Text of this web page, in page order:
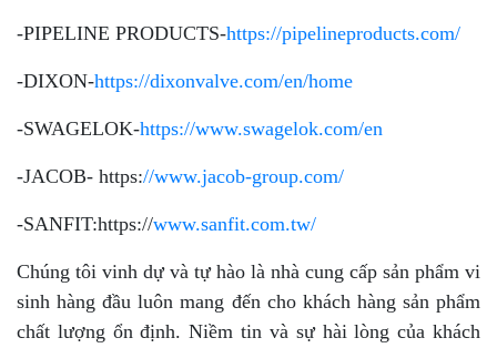
-PIPELINE PRODUCTS-https://pipelineproducts.com/
-DIXON-https://dixonvalve.com/en/home
-SWAGELOK-https://www.swagelok.com/en
-JACOB- https://www.jacob-group.com/
-SANFIT:https://www.sanfit.com.tw/
Chúng tôi vinh dự và tự hào là nhà cung cấp sản phẩm vi
sinh hàng đầu luôn mang đến cho khách hàng sản phẩm
chất lượng ổn định. Niềm tin và sự hài lòng của khách